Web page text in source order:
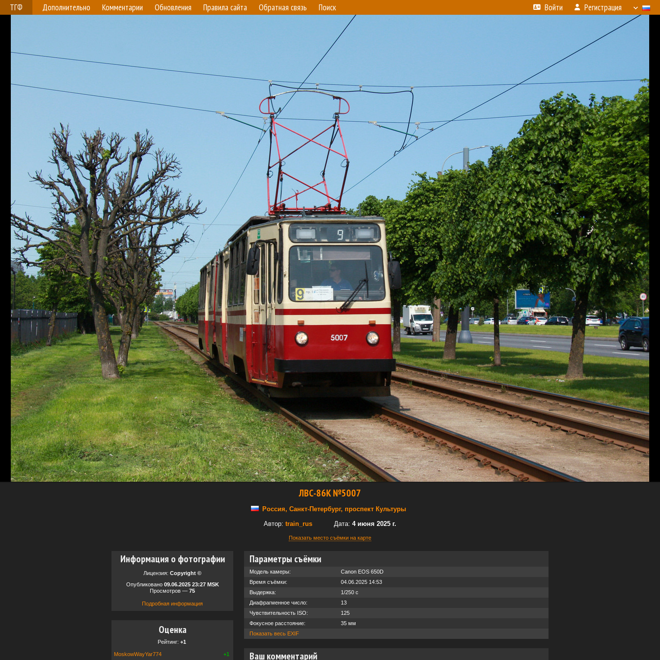
ТГФ Дополнительно Комментарии Обновления Правила сайта Обратная связь Поиск Войти Регистрация
ЛВС-86К №5007
Россия, Санкт-Петербург, проспект Культуры
Автор: train_rus Дата: 4 июня 2025 г.
Показать место съёмки на карте
Информация о фотографии
Лицензия: Copyright ©
Опубликовано 09.06.2025 23:27 MSK
Просмотров — 75
Подробная информация
Оценка
Рейтинг: +1
MoskowWayYar774 +1
Параметры съёмки
Модель камеры:
Canon EOS 650D
Время съёмки:
04.06.2025 14:53
Выдержка:
1/250 с
Диафрагменное число:
13
Чувствительность ISO:
125
Фокусное расстояние:
35 мм
Показать весь EXIF
Ваш комментарий